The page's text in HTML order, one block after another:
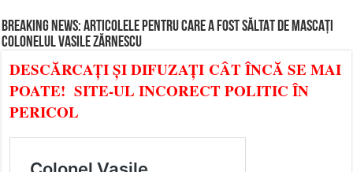
BREAKING NEWS: ARTICOLELE PENTRU CARE A FOST SĂLTAT DE MASCAȚI
COLONELUL VASILE ZĂRNESCU
DESCĂRCAȚI ȘI DIFUZAȚI CÂT ÎNCĂ SE MAI
POATE! SITE-UL INCORECT POLITIC ÎN
PERICOL